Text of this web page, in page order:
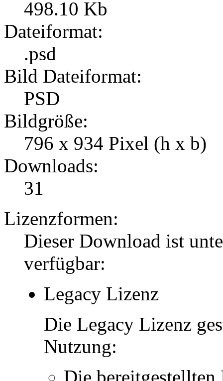
498.10 Kb
Dateiformat:
.psd
Bild Dateiformat:
PSD
Bildgröße:
796 x 934 Pixel (h x b)
Downloads:
31
Lizenzformen:
Dieser Download ist
verfügbar:
Legacy Lizenz
Die Legacy Lizenz
Nutzung: